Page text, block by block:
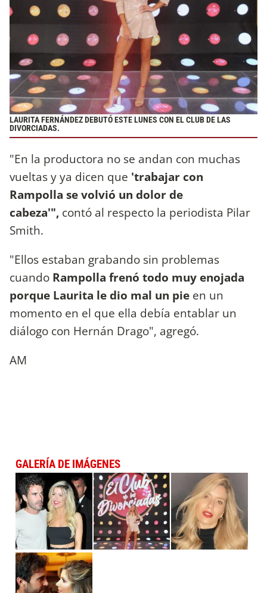
LAURITA FERNÁNDEZ DEBUTÓ ESTE LUNES CON EL CLUB DE LAS
DIVORCIADAS.
"En la productora no se andan con muchas
vueltas y ya dicen que 'trabajar con
Rampolla se volvió un dolor de
cabeza'", contó al respecto la periodista Pilar
Smith.
"Ellos estaban grabando sin problemas
cuando Rampolla frenó todo muy enojada
porque Laurita le dio mal un pie en un
momento en el que ella debía entablar un
diálogo con Hernán Drago", agregó.
AM
GALERÍA DE IMÁGENES